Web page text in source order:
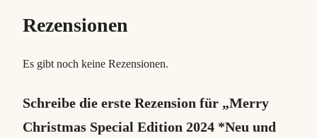
N
u
Rezensionen
Es gibt noch keine Rezensionen.
Schreibe die erste Rezension für „Merry
Christmas Special Edition 2024 *Neu und